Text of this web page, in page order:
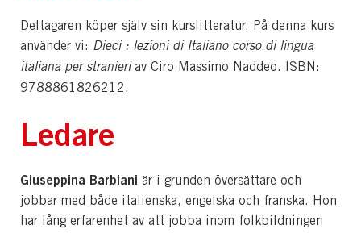
Deltagaren köper själv sin kurslitteratur. På denna kurs
använder vi: Dieci : lezioni di Italiano corso di lingua
italiana per stranieriav Ciro Massimo Naddeo. ISBN:
9788861826212.
Ledare
Giuseppina Barbiani är i grunden översättare och
jobbar med både italienska, engelska och franska. Hon
har lång erfarenhet av att jobba inom folkbildningen